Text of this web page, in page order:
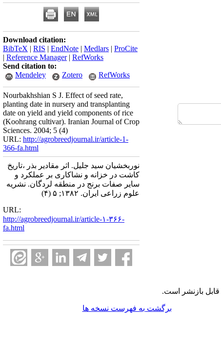
Download citation:
BibTeX | RIS | EndNote | Medlars | ProCite
| Reference Manager| RefWorks
Send citation to:
Mendeley
Zotero RefWorks
Nourbakhshian S J. Effect of seed rate,
planting date in nursery and transplanting
date on yield and yield components of rice
(Koohrang cultivar). Iranian Journal of Crop
Sciences. 2004; 5 (4)
URL: http://agrobreedjournal.ir/article-1-
366-fa.html
نوربخشیان سید جلیل. اثر مقادیر بذر ،تاریخ
کاشت در خزانه و نشاکاری بر عملکرد و
سایر صفات برنج در منطقه لردگان. نشریه
علوم زراعی ایران. ۱۳۸۲; ۵ (۴)
URL:
http://agrobreedjournal.ir/article-۱-۳۶۶-
fa.html
قابل بازنشر است.
برگشت به فهرست نسخه ها